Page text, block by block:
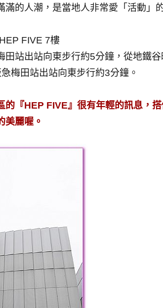
滿的人潮，是當地人非常愛「活動」
FIVE 7樓
田站出站向東步行約5分鐘，從地鐵
梅田站出站向東步行約3分鐘。
的『HEP FIVE』很有年輕的訊息，
美麗喔。